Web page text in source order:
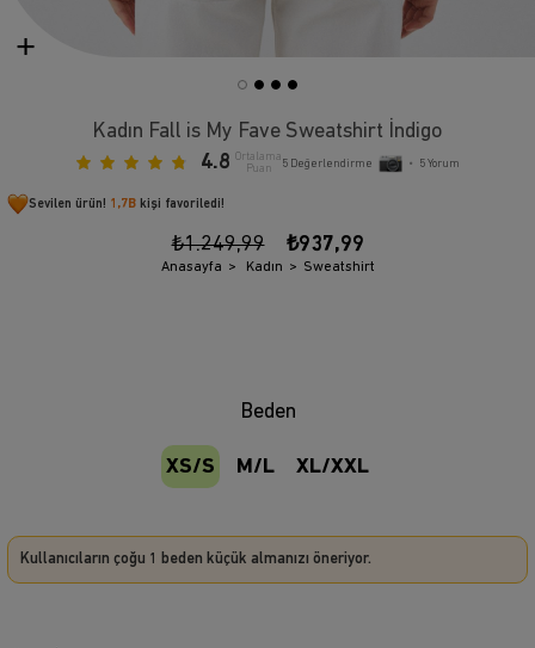
Kadın Fall is My Fave Sweatshirt İndigo
4.8 Ortalama
Puan
5 Değerlendirme • 5Yorum
Sevilen ürün! 1,7B kişi favoriledi!
₺1.249,99 ₺937,99
Anasayfa Kadın Sweatshirt
Beden
XS/S M/L XL/XXL
Kullanıcıların çoğu 1 beden küçük almanızı öneriyor.